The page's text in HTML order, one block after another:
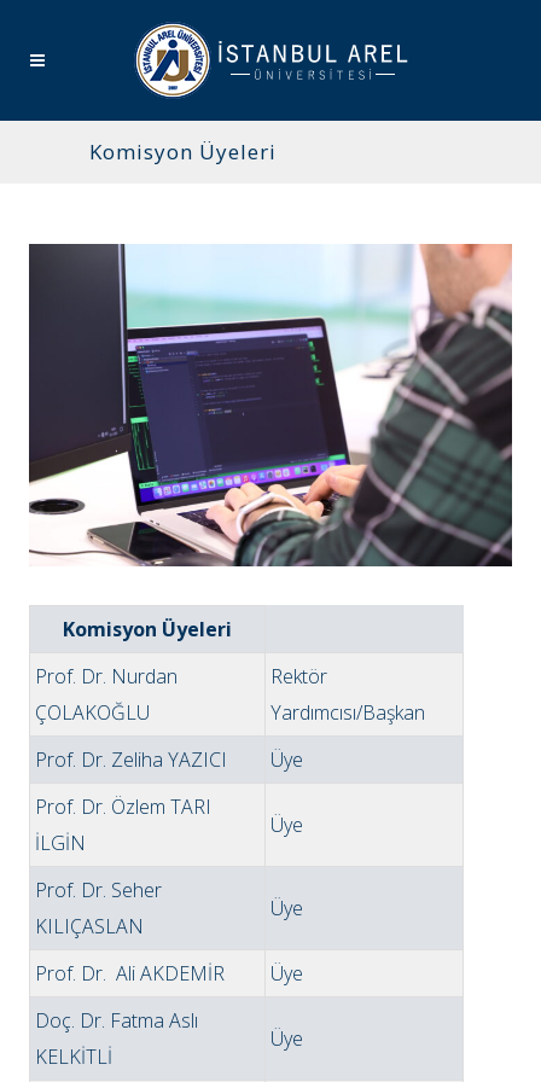
Komisyon Üyeleri
Komisyon Üyeleri
Prof. Dr. Nurdan
ÇOLAKOĞLU
Rektör
Yardımcısı/Başkan
Prof. Dr. Zeliha YAZICI
Üye
Prof. Dr. Özlem TARI
İLGİN
Üye
Prof. Dr. Seher
KILIÇASLAN
Üye
Prof. Dr. Ali AKDEMİR
Üye
Doç. Dr. Fatma Aslı
KELKİTLİ
Üye